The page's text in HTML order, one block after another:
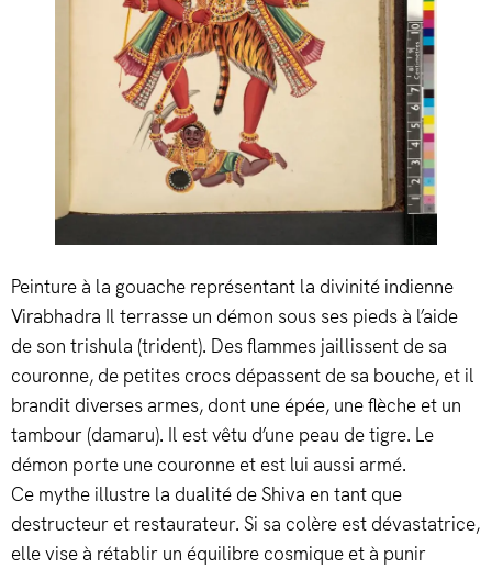
Peinture à la gouache représentant la divinité indienne
Virabhadra Il terrasse un démon sous ses pieds à l’aide
de son trishula (trident). Des flammes jaillissent de sa
couronne, de petites crocs dépassent de sa bouche, et il
brandit diverses armes, dont une épée, une flèche et un
tambour (damaru). Il est vêtu d’une peau de tigre. Le
démon porte une couronne et est lui aussi armé.
Ce mythe illustre la dualité de Shiva en tant que
destructeur et restaurateur. Si sa colère est dévastatrice,
elle vise à rétablir un équilibre cosmique et à punir